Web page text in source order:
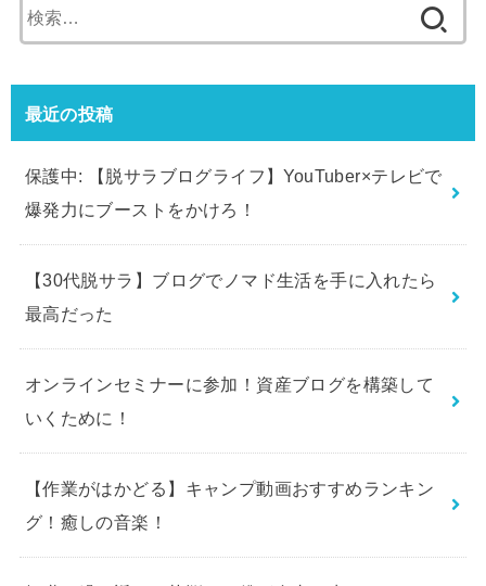
索:
最近の投稿
保護中: 【脱サラブログライフ】YouTuber×テレビで
爆発力にブーストをかけろ！
【30代脱サラ】ブログでノマド生活を手に入れたら
最高だった
オンラインセミナーに参加！資産ブログを構築して
いくために！
【作業がはかどる】キャンプ動画おすすめランキン
グ！癒しの音楽！